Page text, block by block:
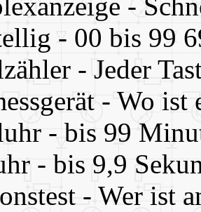
-
- 00 bis 99
- Jeder
- Wo ist
- bis 99
- bis 9,9
- Wer ist